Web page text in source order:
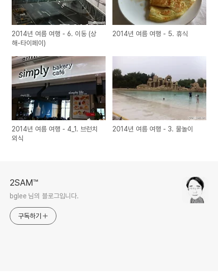
2014년 여름 여행 - 6. 이동 (상
해-타이페이)
2014년 여름 여행 - 5. 휴식
2014년 여름 여행 - 4_1. 브런치
외식
2014년 여름 여행 - 3. 물놀이
2SAM™
bglee 님의 블로그입니다.
구독하기